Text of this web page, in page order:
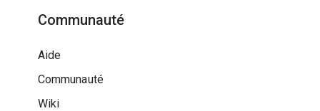
Communauté
Aide
Communauté
Wiki